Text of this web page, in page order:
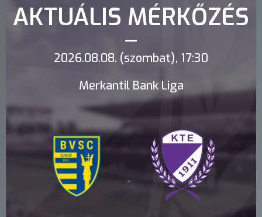
AKTUÁLIS MÉRKŐZÉS
2026.08.08. (szombat), 17:30
Merkantil Bank Liga
-